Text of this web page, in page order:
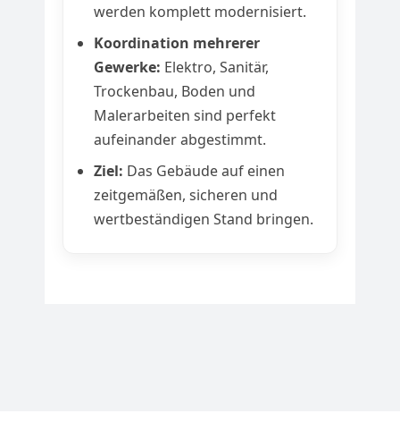
werden komplett modernisiert.
Koordination mehrerer
Gewerke: Elektro, Sanitär,
Trockenbau, Boden und
Malerarbeiten sind perfekt
aufeinander abgestimmt.
Ziel: Das Gebäude auf einen
zeitgemäßen, sicheren und
wertbeständigen Stand bringen.